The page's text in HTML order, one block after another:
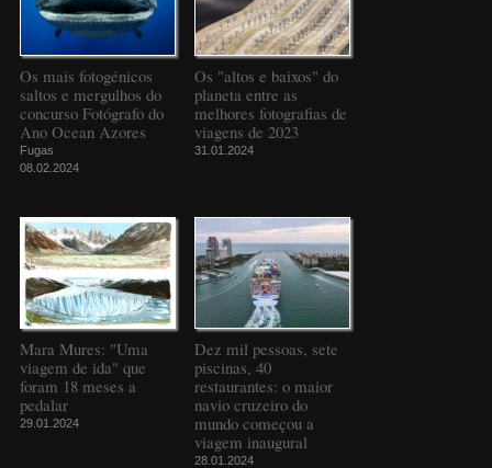
Os mais fotogénicos
saltos e mergulhos do
concurso Fotógrafo do
Ano Ocean Azores
Fugas
08.02.2024
Os "altos e baixos" do
planeta entre as
melhores fotografias de
viagens de 2023
31.01.2024
Mara Mures: "Uma
viagem de ida" que
foram 18 meses a
pedalar
29.01.2024
Dez mil pessoas, sete
piscinas, 40
restaurantes: o maior
navio cruzeiro do
mundo começou a
viagem inaugural
28.01.2024